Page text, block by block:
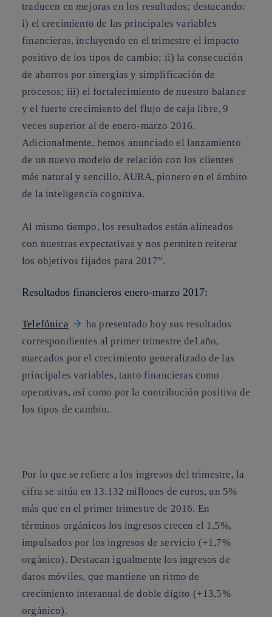
traducen en mejoras en los resultados; destacando:
i) el crecimiento de las principales variables
financieras, incluyendo en el trimestre el impacto
positivo de los tipos de cambio; ii) la consecución
de ahorros por sinergias y simplificación de
procesos; iii) el fortalecimiento de nuestro balance
y el fuerte crecimiento del flujo de caja libre, 9
veces superior al de enero-marzo 2016.
Adicionalmente, hemos anunciado el lanzamiento
de un nuevo modelo de relación con los clientes
más natural y sencillo, AURA, pionero en el ámbito
de la inteligencia cognitiva.
Al mismo tiempo, los resultados están alineados
con nuestras expectativas y nos permiten reiterar
los objetivos fijados para 2017”.
Resultados financieros enero-marzo 2017:
Telefónica
ha presentado hoy sus resultados
correspondientes al primer trimestre del año,
marcados por el crecimiento generalizado de las
principales variables, tanto financieras como
operativas, así como por la contribución positiva de
los tipos de cambio.
Por lo que se refiere alos ingresos del trimestre, la
cifra se sitúa en 13.132 millones de euros, un 5%
más que en el primer trimestre de 2016. En
términos orgánicos los ingresos crecen el 1,5%,
impulsados por los ingresos de servicio (+1,7%
orgánico). Destacan igualmente los ingresos de
datos móviles, que mantiene un ritmo de
crecimiento interanual de doble dígito (+13,5%
orgánico).